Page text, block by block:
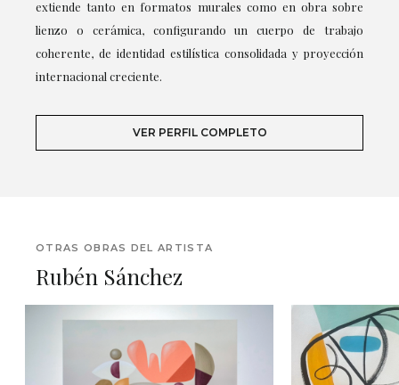
extiende tanto en formatos murales como en obra sobre
lienzo o cerámica, configurando un cuerpo de trabajo
coherente, de identidad estilística consolidada y proyección
internacional creciente.
VER PERFIL COMPLETO
OTRAS OBRAS DEL ARTISTA
Rubén Sánchez